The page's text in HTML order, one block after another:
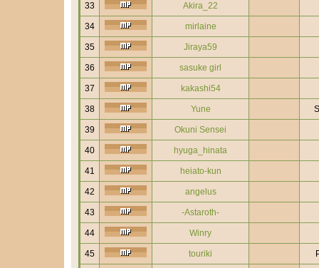
33 Akira_22
34 mirlaine
35 Jiraya59
36 sasuke girl
37 kakashi54
38 Yune
39 Okuni Sensei
40 hyuga_hinata
41 heiato-kun
42 angelus
43 -Astaroth-
44 Winry
45 touriki